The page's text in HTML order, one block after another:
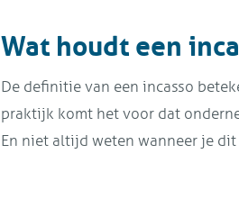
Wat houdt een
De definitie van een incasso
praktijk komt het voor dat
En niet altijd weten wanneer je